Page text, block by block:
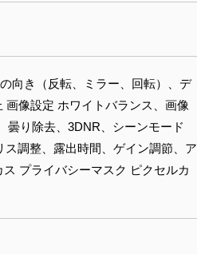
向き（反転、ミラー、回転）、デ
像設定 ホワイトバランス、画像
曇り除去、3DNR、シーンモード
調整、露出時間、ゲイン調節、ア
プライバシーマスク ピクセルカ